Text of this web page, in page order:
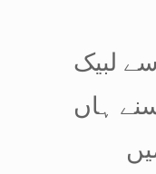
لبیک
ہاں